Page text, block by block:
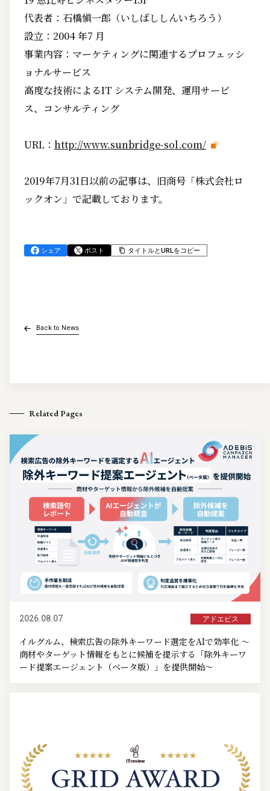
代表者：石橋愼一郎（いしばししんいちろう）
設立：2004 年7 月
事業内容：マーケティングに関連するプロフェッシ
ョナルサービス
高度な技術によるIT システム開発、運用サービ
ス、コンサルティング
URL： http://www.sunbridge-sol.com/
2019年7月31日以前の記事は、旧商号「株式会社ロ
ックオン」で記載しております。
シェア ポスト タイトルとURLをコピー
Back to News
Related Pages
2026.08.07 アドエビス
イルグルム、検索広告の除外キーワード選定をAIで効率化 ～
商材やターゲット情報をもとに候補を提示する「除外キーワ
ード提案エージェント（ベータ版）」を提供開始～